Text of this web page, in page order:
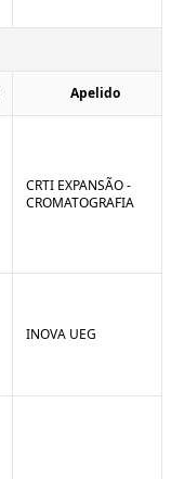
Apelido
CRTI EXPANSÃO -
CROMATOGRAFIA
INOVA UEG